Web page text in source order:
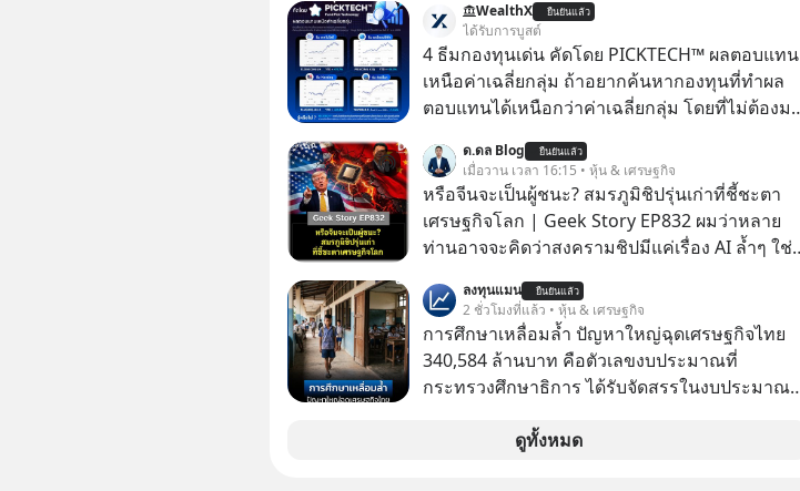
WealthX ยืนยันแล้ว
ได้รับการบูสต์
4 ธีมกองทุนเด่น คัดโดย PICKTECH™ ผลตอบแทน
เหนือค่าเฉลี่ยกลุ่ม ถ้าอยากค้นหากองทุนที่ทำผล
ตอบแทนได้เหนือกว่าค่าเฉลี่ยกลุ่ม โดยที่ไม่ต้องมา
PICKTECH™ บนแอป WealthX ช่วยคัดกองทุนเด่น
ให้ได้
ด.ดล Blog ยืนยันแล้ว
เมื่อวาน เวลา 16:15 • หุ้น & เศรษฐกิจ
หรือจีนจะเป็นผู้ชนะ? สมรภูมิชิปรุ่นเก่าที่ชี้ชะตา
เศรษฐกิจโลก | Geek Story EP832 ผมว่าหลาย
ท่านอาจจะคิดว่าสงครามชิปมีแค่เรื่อง AI ล้ำๆ ใช่
นาโนเมตร แต่จีนกำลังเดินเกมที่น่ากลัวกว่า โดย
การเข้ายึดครองตลาด ‘Legacy Chips’ หรือชิปรุ่น
เก่า ฟังดูไร้ค่า แต่มันคือหัวใจที่ซ่อนอยู่ในรถยนต์
EV, อุปกรณ์การแพทย์ ไปจนถึงขีปนาวุธ! จีนกำลัง
มาแล้ว คือการทุ่มเงินอุดหนุนมหาศาลจนราคาพัง
ทลาย ถ้าตะวันตกแก้เกมไม่ได้ อเมริกาอาจต้องยอม
ลงทุนแมน ยืนยันแล้ว
2 ชั่วโมงที่แล้ว • หุ้น & เศรษฐกิจ
การศึกษาเหลื่อมล้ำ ปัญหาใหญ่ฉุดเศรษฐกิจไทย
340,584 ล้านบาท คือตัวเลขงบประมาณที่
กระทรวงศึกษาธิการ ได้รับจัดสรรในงบประมาณ
จากกระทรวงการคลัง
ดูทั้งหมด